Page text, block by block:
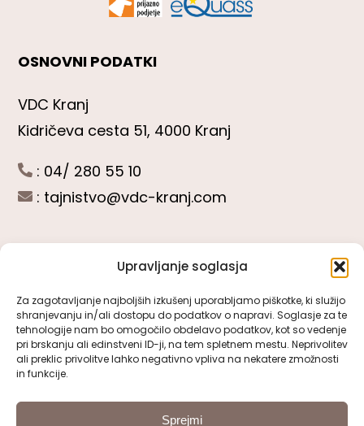
Upravljanje soglasja
Za zagotavljanje najboljših izkušenj uporabljamo piškotke, ki služijo
shranjevanju in/ali dostopu do podatkov o napravi. Soglasje za te
tehnologije nam bo omogočilo obdelavo podatkov, kot so vedenje
pri brskanju ali edinstveni ID-ji, na tem spletnem mestu. Neprivolitev
ali preklic privolitve lahko negativno vpliva na nekatere zmožnosti
in funkcije.
Sprejmi
OSNOVNI PODATKI
VDC Kranj
Kidričeva cesta 51, 4000 Kranj
: 04/ 280 55 10
: tajnistvo@vdc-kranj.com
Toggle
Navigation
Predstavitev VDC Kranj
SLEDITE NAM